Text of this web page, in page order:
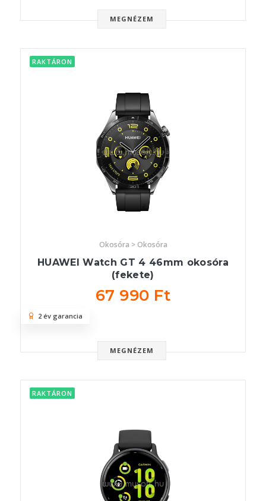
MEGNÉZEM
RAKTÁRON
Okosóra > Okosóra
HUAWEI Watch GT 4 46mm okosóra
(fekete)
67 990 Ft
MEGNÉZEM
2 év garancia
RAKTÁRON